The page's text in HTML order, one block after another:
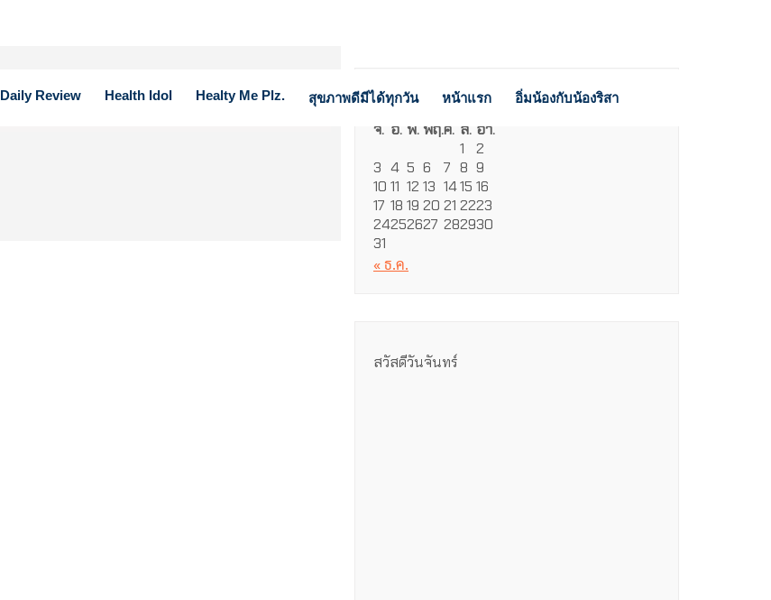
Daily Review Health Idol Healty Me Plz. สุขภาพดีมีได้ทุกวัน หน้าแรก อิ่มน้องกับน้องริสา
สิงหาคม 2026
จ. อ. พ.พฤ.ศ. ส. อา.
1
2
3 4 5 6 7 8 9
10 11 12 13 1415 16
17 18 19 20 21 2223
24252627 282930
31
« ธ.ค.
สวัสดีวันจันทร์